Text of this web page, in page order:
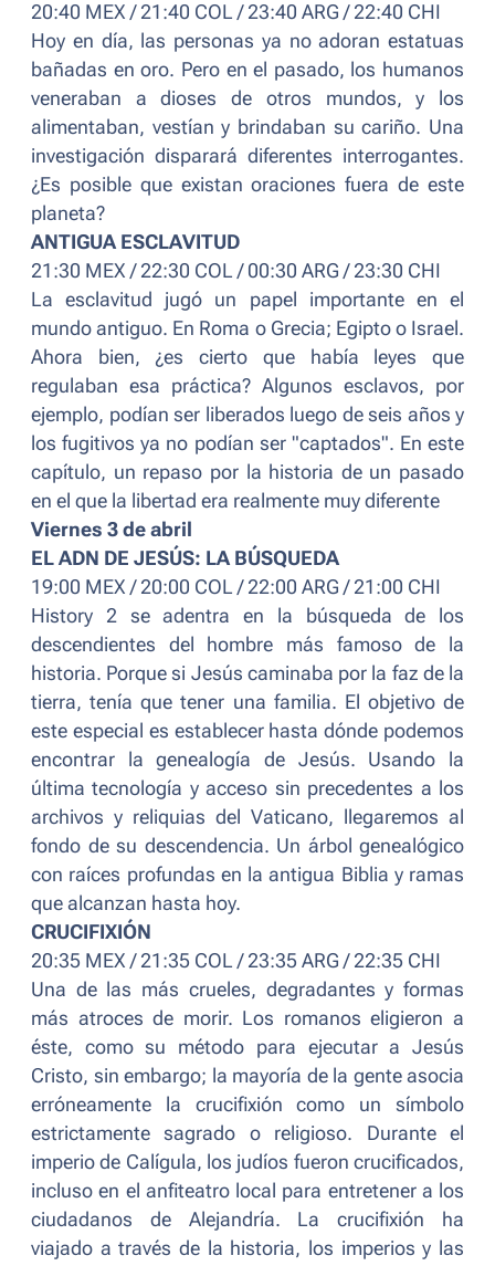
20:40 MEX / 21:40 COL / 23:40 ARG / 22:40 CHI
Hoy en día, las personas ya no adoran estatuas
bañadas en oro. Pero en el pasado, los humanos
veneraban a dioses de otros mundos, y los
alimentaban, vestían y brindaban su cariño. Una
investigación disparará diferentes interrogantes.
¿Es posible que existan oraciones fuera de este
planeta?
ANTIGUA ESCLAVITUD
21:30 MEX / 22:30 COL / 00:30 ARG / 23:30 CHI
La esclavitud jugó un papel importante en el
mundo antiguo. En Roma o Grecia; Egipto o Israel.
Ahora bien, ¿es cierto que había leyes que
regulaban esa práctica? Algunos esclavos, por
ejemplo, podían ser liberados luego de seis años y
los fugitivos ya no podían ser "captados". En este
capítulo, un repaso por la historia de un pasado
en el que la libertad era realmente muy diferente
Viernes 3 de abril
EL ADN DE JESÚS: LA BÚSQUEDA
19:00 MEX / 20:00 COL / 22:00 ARG / 21:00 CHI
History 2 se adentra en la búsqueda de los
descendientes del hombre más famoso de la
historia. Porque si Jesús caminaba por la faz de la
tierra, tenía que tener una familia. El objetivo de
este especial es establecer hasta dónde podemos
encontrar la genealogía de Jesús. Usando la
última tecnología y acceso sin precedentes a los
archivos y reliquias del Vaticano, llegaremos al
fondo de su descendencia. Un árbol genealógico
con raíces profundas en la antigua Biblia y ramas
que alcanzan hasta hoy.
CRUCIFIXIÓN
20:35 MEX / 21:35 COL / 23:35 ARG / 22:35 CHI
Una de las más crueles, degradantes y formas
más atroces de morir. Los romanos eligieron a
éste, como su método para ejecutar a Jesús
Cristo, sin embargo; la mayoría de la gente asocia
erróneamente la crucifixión como un símbolo
estrictamente sagrado o religioso. Durante el
imperio de Calígula, los judíos fueron crucificados,
incluso en el anfiteatro local para entretener a los
ciudadanos de Alejandría. La crucifixión ha
viajado a través de la historia, los imperios y las